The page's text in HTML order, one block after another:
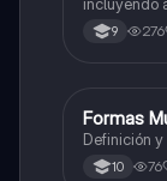
incluyendo
de 9 276
Música
Formas
Definición
10 76